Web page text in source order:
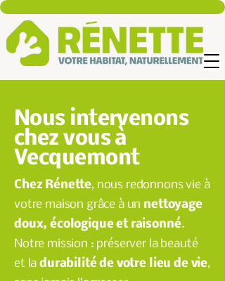
Nous intervenons
chez vous à
Vecquemont
Chez Rénette, nous redonnons vie à
votre maison grâce à un nettoyage
doux, écologique et raisonné.
Notre mission : préserver la beauté
et ladurabilité de votre lieu de vie,